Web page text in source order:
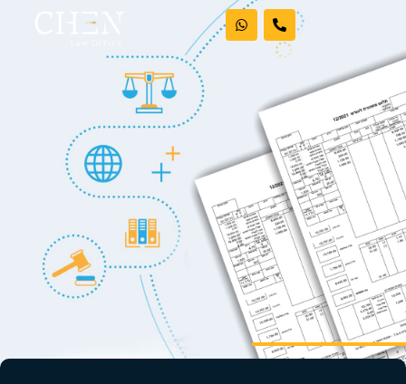
ראשי
אודות המשרד
דיני עבודה
מקרקעין
פשיטות רגל
בלוג וחדשות